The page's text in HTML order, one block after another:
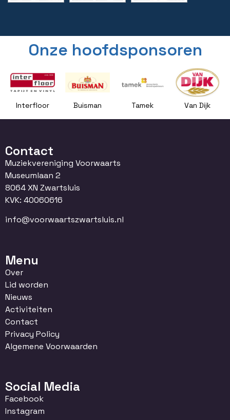
Onze hoofdsponsoren
Interfloor Buisman Tamek Van Dijk
Contact
Muziekvereniging Voorwaarts
Museumlaan 2
8064 XN Zwartsluis
KVK: 40060616
info@voorwaartszwartsluis.nl
Menu
Over
Lid worden
Nieuws
Activiteiten
Contact
Privacy Policy
Algemene Voorwaarden
Social Media
Facebook
Instagram